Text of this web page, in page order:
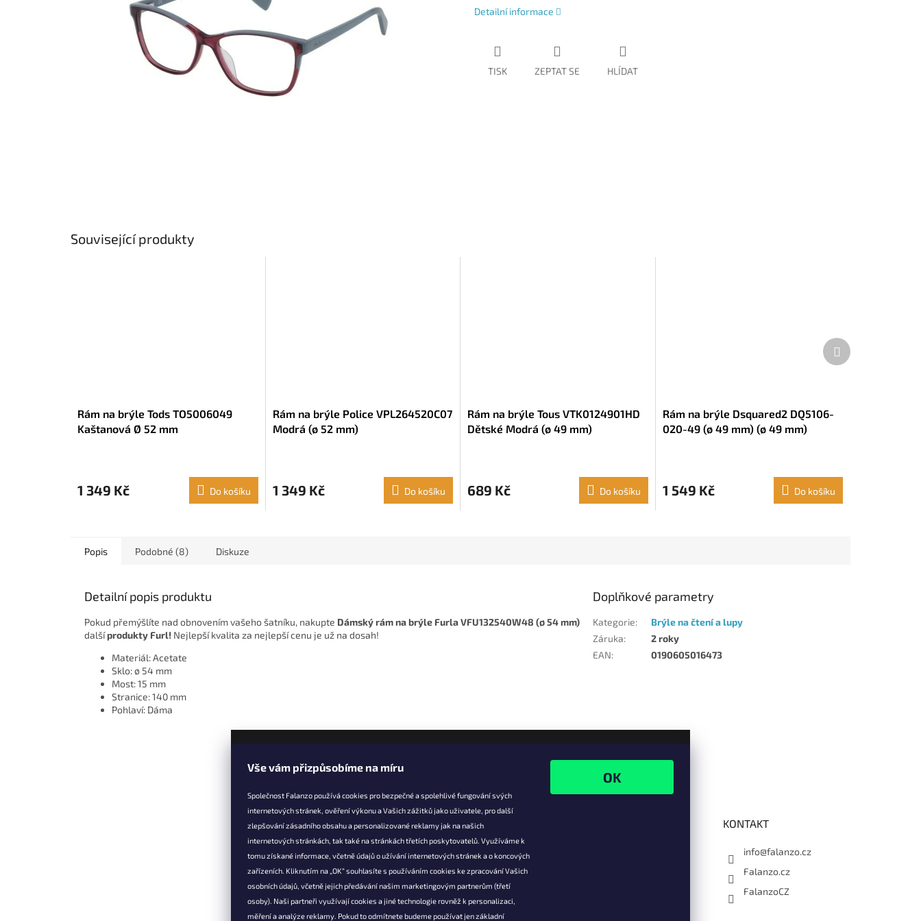
Vše vám přizpůsobíme na míru
Společnost Falanzo používá cookies pro bezpečné a spolehlivé fungování svých
internetových stránek, ověření výkonu a Vašich zážitků jako uživatele, pro další
zlepšování zásadního obsahu a personalizované reklamy jak na našich
internetových stránkách, tak také na stránkách třetích poskytovatelů. Využíváme k
tomu získané informace, včetně údajů o užívání internetových stránek a o koncových
zařízeních. Kliknutím na „OK“ souhlasíte s používáním cookies ke zpracování Vašich
osobních údajů, včetně jejich předávání našim marketingovým partnerům (třetí
osoby). Naši partneři využívají cookies a jiné technologie rovněž k personalizaci,
měření a analýze reklamy. Pokud to odmítnete budeme používat jen základní
Detailní informace
TISK ZEPTAT SE HLÍDAT
Související produkty
Rám na brýle Tods TO5006049
Kaštanová Ø 52 mm
1 349 Kč Do košíku
Rám na brýle Police VPL264520C07
Modrá (ø 52 mm)
1 349 Kč Do košíku
Rám na brýle Tous VTK0124901HD
Dětské Modrá (ø 49 mm)
689 Kč Do košíku
Rám na brýle Dsquared2 DQ5106-
020-49 (ø 49 mm) (ø 49 mm)
1 549 Kč Do košíku
Další
produkt
Popis Podobné (8) Diskuze
Detailní popis produktu
Pokud přemýšlíte nad obnovením vašeho šatníku, nakupte Dámský rám na brýle Furla VFU132540W48 (ø 54 mm)
dalšíprodukty Furl! Nejlepší kvalita za nejlepší cenu je už na dosah!
Materiál: Acetate
Sklo: ø 54 mm
Most: 15 mm
Stranice: 140 mm
Pohlaví: Dáma
Doplňkové parametry
Kategorie:
Brýle na čtení a lupy
Záruka:
2 roky
EAN: 0190605016473
Informace pro vás
Věrnostní slevy
Doprava a platba
Výměna, vrácení a
reklamace produktů
Facebook KONTAKT
info@falanzo.cz
Falanzo.cz
FalanzoCZ